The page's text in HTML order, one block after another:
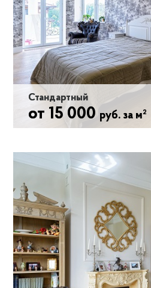
Стандартный
от 15 000 руб. за м2
Ремонт таунхауса без
состоит из: штукатурных работ,
монтажных работ, малярных
конструкций, плиточных
Работа 18 000 руб. за м2
Черновые материалы +10